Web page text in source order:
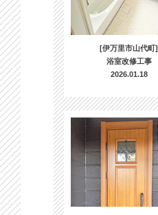
[伊万里市山代町]
浴室改修工事
2026.01.18